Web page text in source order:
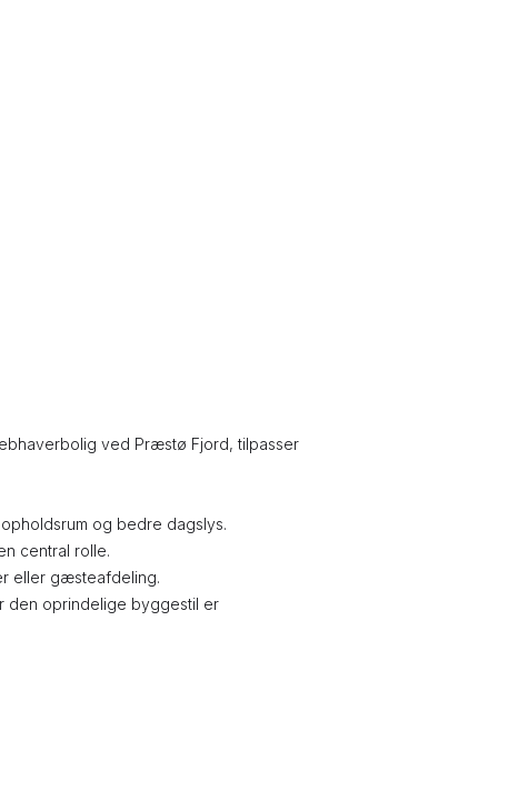
ved Præstø Fjord, tilpasser
og bedre dagslys.
central rolle.
eller gæsteafdeling.
den oprindelige byggestil er